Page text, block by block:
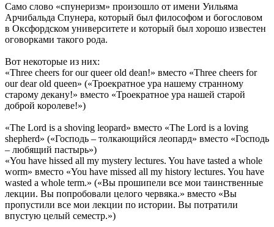
Само слово «спунеризм» произошло от имени Уильяма
Арчибальда Спунера, который был философом и богословом
в Оксфордском университете и который был хорошо известен
оговорками такого рода.
Вот некоторые из них:
«Three cheers for our queer old dean!» вместо «Three cheers for
our dear old queen» («Троекратное ура нашему странному
старому декану!» вместо «Троекратное ура нашей старой
доброй королеве!»)
«The Lord is a shoving leopard» вместо «The Lord is a loving
shepherd» («Господь – толкающийся леопард» вместо «Господь
– любящий пастырь»)
«You have hissed all my mystery lectures. You have tasted a whole
worm» вместо «You have missed all my history lectures. You have
wasted a whole term.» («Вы прошипели все мои таинственные
лекции. Вы попробовали целого червяка.» вместо «Вы
пропустили все мои лекции по истории. Вы потратили
впустую целый семестр.»)